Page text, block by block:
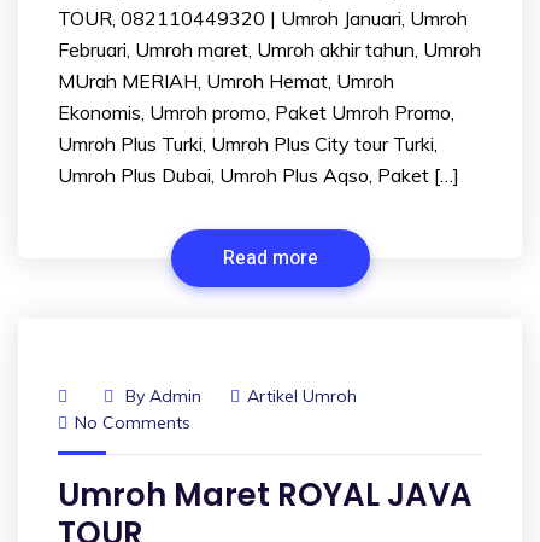
TOUR, 082110449320 | Umroh Januari, Umroh
Februari, Umroh maret, Umroh akhir tahun, Umroh
MUrah MERIAH, Umroh Hemat, Umroh
Ekonomis, Umroh promo, Paket Umroh Promo,
Umroh Plus Turki, Umroh Plus City tour Turki,
Umroh Plus Dubai, Umroh Plus Aqso, Paket […]
Read more
By Admin
Artikel Umroh
No Comments
Umroh Maret ROYAL JAVA